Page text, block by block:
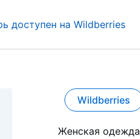
доступен на Wildberries
Wildberries
Женская одежда